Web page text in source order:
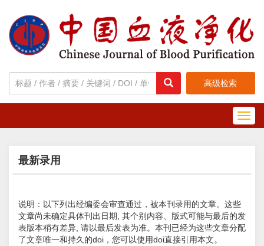
高级检索
最新录用
说明：以下列出经编委会审查通过，被本刊录用的文章。这些
文章尚未确定具体刊出日期, 其个别内容、版式可能与最后的发
表版本稍有差异, 请以最后发表为准。本刊已经为这些文章分配
了文章唯一和持久的doi，您可以使用doi直接引用本文。